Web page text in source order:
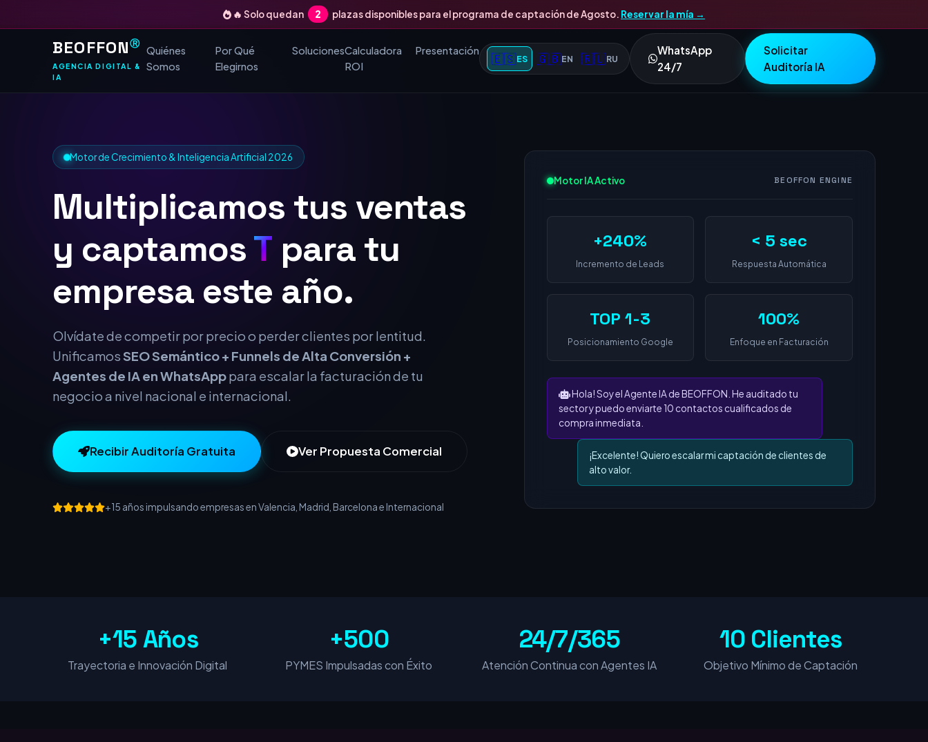
🔥 Solo quedan 2 plazas disponibles para el programa de captación de Agosto. Reservar la mía →
BEOFFONⓇ
AGENCIA DIGITAL &
IA
Quiénes
Somos
Por Qué
Elegirnos
SolucionesCalculadora
ROI
Presentación
🇪🇸ES 🇬🇧EN 🇷🇺RU
WhatsApp
24/7
Solicitar
Auditoría IA
Motor de Crecimiento & Inteligencia Artificial 2026
Multiplicamos tus ventas
y captamosTOP 1 en
Googlepara tu empresa
este año.
Olvídate de competir por precio o perder clientes por lentitud.
UnificamosSEO Semántico + Funnels de Alta Conversión +
negocio a nivel nacional e internacional.
+240%
Incremento de Leads
< 5 sec
Respuesta Automática
TOP 1-3
Posicionamiento Google
100%
Enfoque en Facturación
Hola! Soy el Agente IA de BEOFFON. He auditado tu
sector y puedo enviarte 10 contactos cualificados de
compra inmediata.
¡Excelente! Quiero escalar mi captación de clientes de
+500 24/7/365 10 Clientes